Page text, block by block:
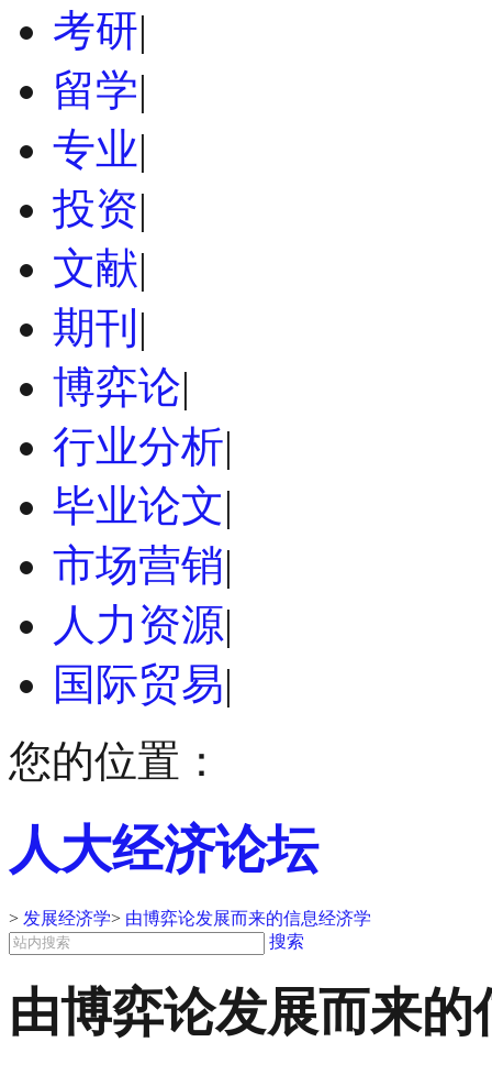
考研|
留学|
专业|
投资|
文献|
期刊 |
博弈论|
行业分析|
毕业论文|
市场营销|
人力资源|
国际贸易|
您的位置：
人大经济论坛
> 发展经济学> 由博弈论发展而来的信息经济学
搜索
由博弈论发展而来的